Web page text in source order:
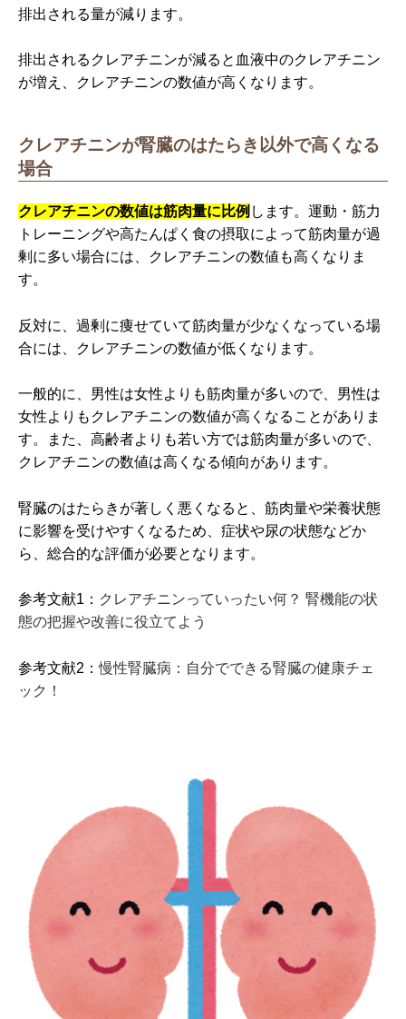
排出される量が減ります。
排出されるクレアチニンが減ると血液中のクレアチニン
が増え、クレアチニンの数値が高くなります。
クレアチニンが腎臓のはたらき以外で高くなる
場合
クレアチニンの数値は筋肉量に比例 します。運動・筋力
トレーニングや高たんぱく食の摂取によって筋肉量が過
剰に多い場合には、クレアチニンの数値も高くなりま
す。
反対に、過剰に痩せていて筋肉量が少なくなっている場
合には、クレアチニンの数値が低くなります。
一般的に、男性は女性よりも筋肉量が多いので、男性は
女性よりもクレアチニンの数値が高くなることがありま
す。また、高齢者よりも若い方では筋肉量が多いので、
クレアチニンの数値は高くなる傾向があります。
腎臓のはたらきが著しく悪くなると、筋肉量や栄養状態
に影響を受けやすくなるため、症状や尿の状態などか
ら、総合的な評価が必要となります。
参考文献1： クレアチニンっていったい何？ 腎機能の状
態の把握や改善に役立てよう
参考文献2：慢性腎臓病：自分でできる腎臓の健康チェ
ック！